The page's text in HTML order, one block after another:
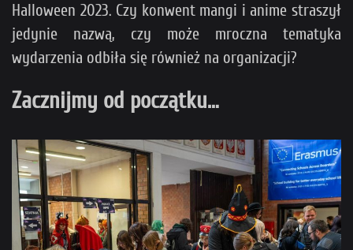
Halloween 2023. Czy konwent mangi i anime straszył
jedynie nazwą, czy może mroczna tematyka
wydarzenia odbiła się również na organizacji?
Zacznijmy od początku…